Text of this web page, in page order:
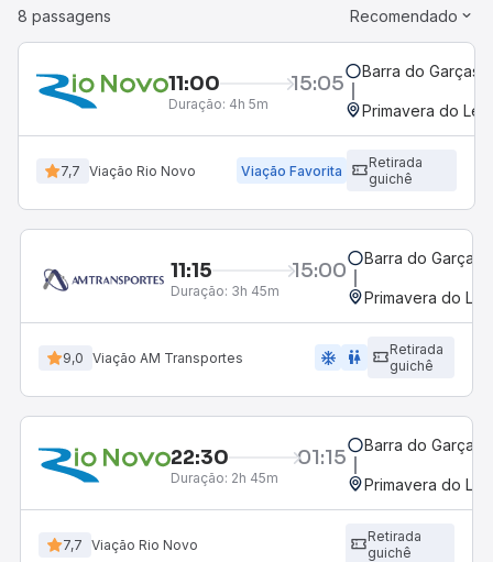
8 passagens Recomendado
11:00 15:05
Duração: 4h 5m
Barra do Garças,
Primavera do
7,7 Viação Rio Novo Viação Favorita
Retirada
guichê
11:15 15:00
Duração: 3h 45m
Barra do
Primavera do
9,0 Viação AM Transportes ac_unit wc
Retirada
guichê
22:30 01:15
Duração: 2h 45m
Barra do
Primavera do
7,7 Viação Rio Novo
Retirada
guichê